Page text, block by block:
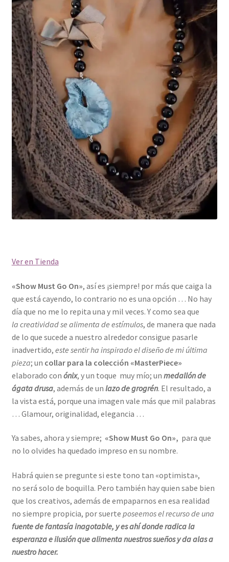
Ver en Tienda
«Show Must Go On», así es ¡siempre! por más que caiga la
que está cayendo, lo contrario no es una opción … No hay
día que no me lo repita una y mil veces. Y como sea que
la creatividad se alimenta de estímulos, de manera que nada
de lo que sucede a nuestro alrededor consigue pasarle
inadvertido, este sentir ha inspirado el diseño de mi última
pieza; un collar para la colección «MasterPiece»
elaborado con ónix, y un toque muy mío; un medallón de
ágata drusa, además de un lazo de grogrén. El resultado, a
la vista está, porque una imagen vale más que mil palabras
… Glamour, originalidad, elegancia …
Ya sabes, ahora y siempre; «Show Must Go On», para que
no lo olvides ha quedado impreso en su nombre.
Habrá quien se pregunte si este tono tan «optimista»,
no será solo de boquilla. Pero también hay quien sabe bien
que los creativos, además de empaparnos en esa realidad
no siempre propicia, por suerte poseemos el recurso de una
fuente de fantasía inagotable, y es ahí donde radica la
esperanza e ilusión que alimenta nuestros sueños y da alas a
nuestro hacer.